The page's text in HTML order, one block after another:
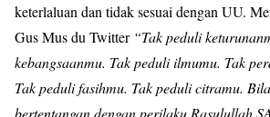
keterlaluan dan tidak sesuai dengan UU.
Gus Mus du Twitter “Tak peduli
kebangsaanmu. Tak peduli ilmumu. Tak
Tak peduli fasihmu. Tak peduli citramu.
bertentangan dengan perilaku Rasulullah